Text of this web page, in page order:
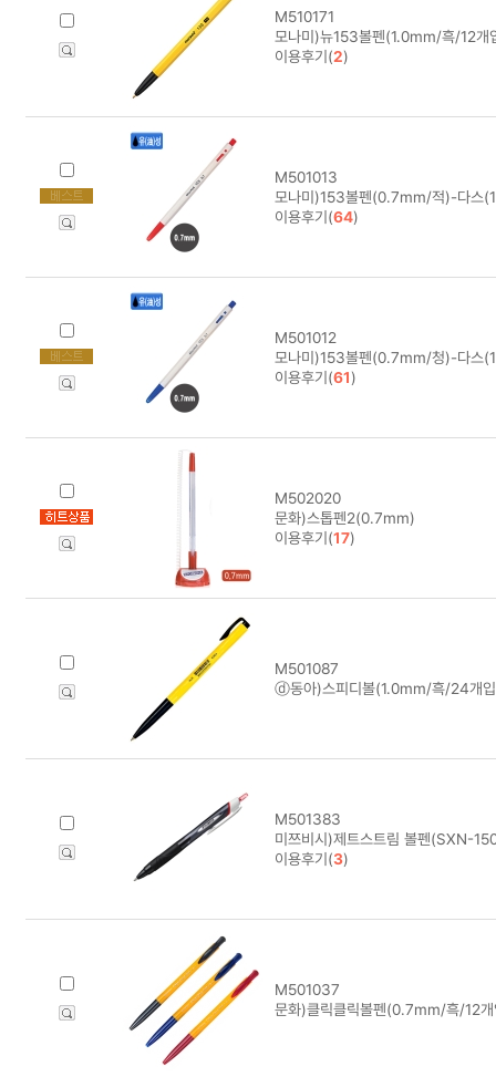
M510171
모나미)뉴153볼펜(1.0mm/흑/12개
이용후기(2)
M501013
모나미)153볼펜(0.7mm/적)-다스
이용후기(64)
M501012
모나미)153볼펜(0.7mm/청)-다스
이용후기(61)
M502020
문화)스톱펜2(0.7mm)
이용후기(17)
M501087
ⓓ동아)스피디볼(1.0mm/흑/24개
M501383
미쯔비시)제트스트림 볼펜(SXN-
이용후기(3)
M501037
문화)클릭클릭볼펜(0.7mm/흑/12